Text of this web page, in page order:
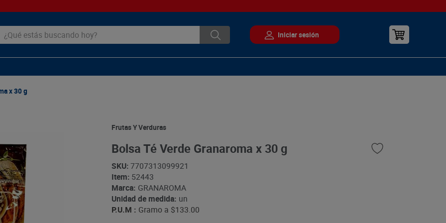
estás buscando hoy?
x 30 g
Frutas Y Verduras
Bolsa Té Verde Granaroma x 30 g
SKU: 7707313099921
Item: 52443
Marca: GRANAROMA
Unidad de medida: un
P.U.M : Gramo a $133.00